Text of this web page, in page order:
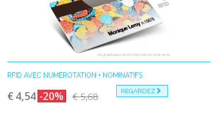
Vos graphiques seront imprimés en recto verso
RFID AVEC NUMÉROTATION + NOMINATIFS
€ 4,54 -20% € 5,68 REGARDEZ